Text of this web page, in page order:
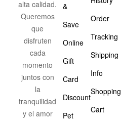
alta calidad.
Queremos
que
disfruten
cada
momento
juntos con
la
tranquilidad
y el amor
&
Save
Online
Gift
Card
Discount
Pet
Order
Tracking
Shipping
Info
Shopping
Cart